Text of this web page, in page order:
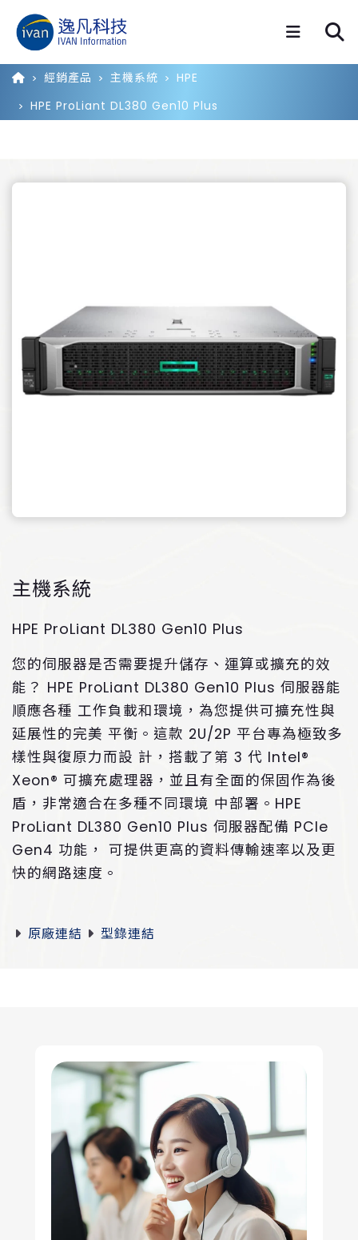
經銷產品 主機系統
HPE
HPE ProLiant DL380 Gen10 Plus
主機系統
HPE ProLiant DL380 Gen10 Plus
您的伺服器是否需要提升儲存、運算或擴充的效
能？ HPE ProLiant DL380 Gen10 Plus 伺服器能
順應各種 工作負載和環境，為您提供可擴充性與
延展性的完美 平衡。這款 2U/2P 平台專為極致多
樣性與復原力而設 計，搭載了第 3 代 Intel®
Xeon® 可擴充處理器，並且有全面的保固作為後
盾，非常適合在多種不同環境 中部署。HPE
ProLiant DL380 Gen10 Plus 伺服器配備 PCIe
Gen4 功能， 可提供更高的資料傳輸速率以及更
快的網路速度。
原廠連結 型錄連結